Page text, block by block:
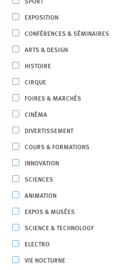
EXPOSITION
CONFÉRENCES & SÉMINAIRES
ARTS & DESIGN
HISTOIRE
CIRQUE
FOIRES & MARCHÉS
CINÉMA
DIVERTISSEMENT
COURS & FORMATIONS
INNOVATION
SCIENCES
ANIMATION
EXPOS & MUSÉES
SCIENCE & TECHNOLOGY
ELECTRO
VIE NOCTURNE